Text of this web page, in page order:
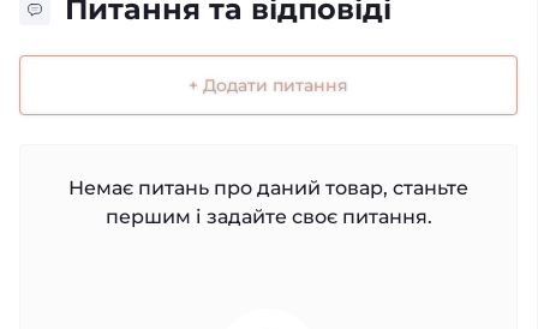
Питання та відповіді
+ Додати питання
Немає питань про даний товар, станьте
першим і задайте своє питання.